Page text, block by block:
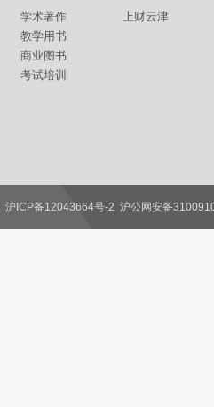
学术著作
教学用书
商业图书
考试培训
上财云津
沪ICP备12043664号-2 沪公网安备